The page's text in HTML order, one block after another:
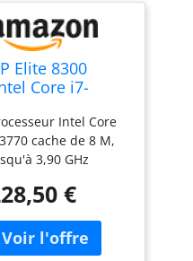
Elite 8300
Core i7-
Go + 500 Go
Noir
Intel Core
cache de 8 M,
3,90 GHz
DDR3 Stockage de
Système
€